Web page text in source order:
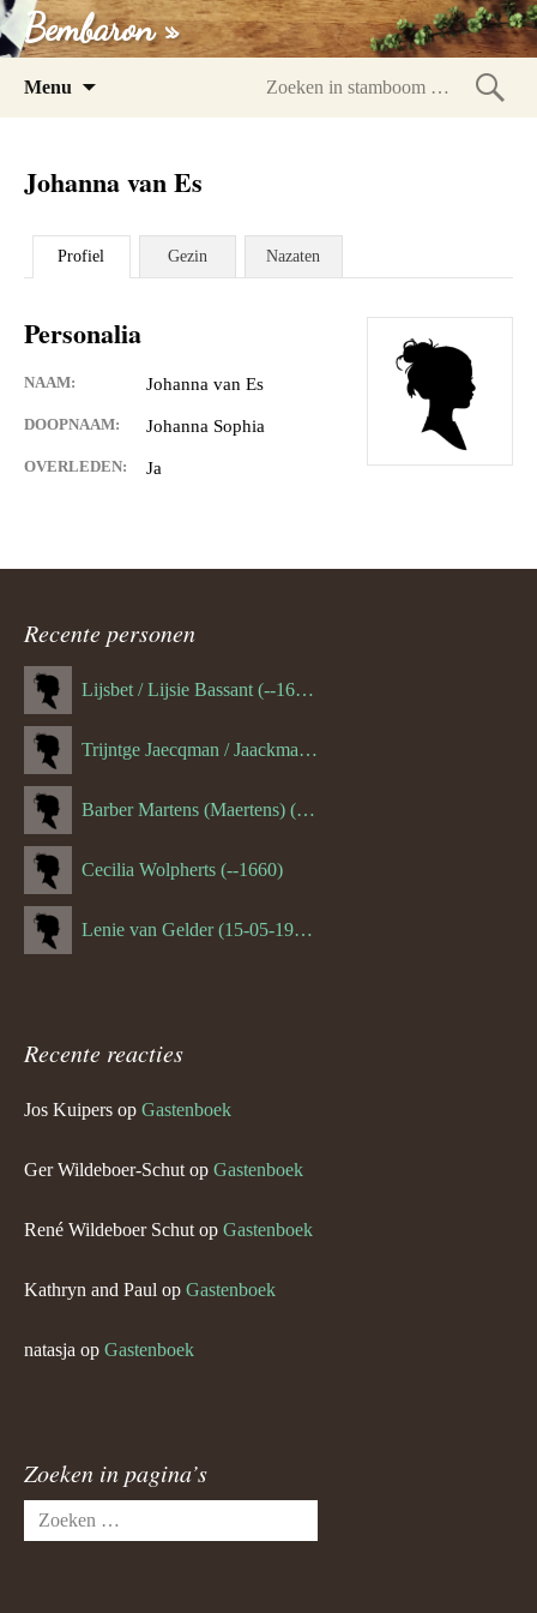
Bembaron »
Menu
Johanna van Es
Profiel Gezin Nazaten
Personalia
NAAM: Johanna van Es
DOOPNAAM: Johanna Sophia
OVERLEDEN: Ja
Recente personen
Lijsbet / Lijsie Bassant (--1687)
Trijntge Jaecqman / Jaackman (--1651)
Barber Martens (Maertens) (--1658)
Cecilia Wolpherts (--1660)
Lenie van Gelder (15-05-1970)
Recente reacties
Jos Kuipers op Gastenboek
Ger Wildeboer-Schut op Gastenboek
René Wildeboer Schut op Gastenboek
Kathryn and Paul op Gastenboek
natasja op Gastenboek
Zoeken in pagina’s
Zoeken
naar: